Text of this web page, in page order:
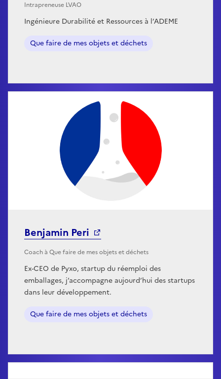
Intrapreneuse LVAO
Ingénieure Durabilité et Ressources à l’ADEME
Que faire de mes objets et déchets
Benjamin Peri
Coach à Que faire de mes objets et déchets
Ex-CEO de Pyxo, startup du réemploi des
emballages, j’accompagne aujourd’hui des startups
dans leur développement.
Que faire de mes objets et déchets